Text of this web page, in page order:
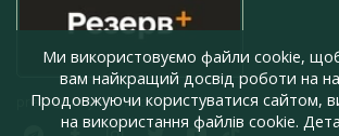
press@armyinform.com.ua
Ми використовуємо файли cookie,
вам найкращий досвід роботи на
Продовжуючи користуватися сайтом,
на використання файлів cookie.